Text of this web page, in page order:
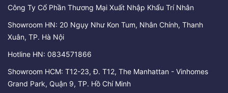
Công Ty Cổ Phần Thương Mại Xuất Nhập Khẩu Trí Nhân
Showroom HN: 20 Ngụy Như Kon Tum, Nhân Chính, Thanh
Xuân, TP. Hà Nội
Hotline HN: 0834571866
Showroom HCM: T12-23, Đ. T12, The Manhattan - Vinhomes
Grand Park, Quận 9, TP. Hồ Chí Minh